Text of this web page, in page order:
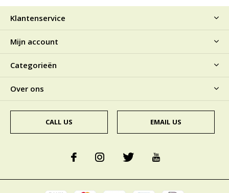
Klantenservice
Mijn account
Categorieën
Over ons
CALL US EMAIL US